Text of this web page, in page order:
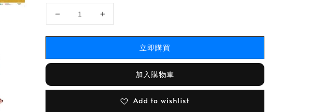
立即購買
加入購物車
Add to wishlist